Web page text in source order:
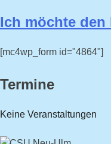
Ich möchte den
[mc4wp_form id="4864"]
Termine
Keine Veranstaltungen